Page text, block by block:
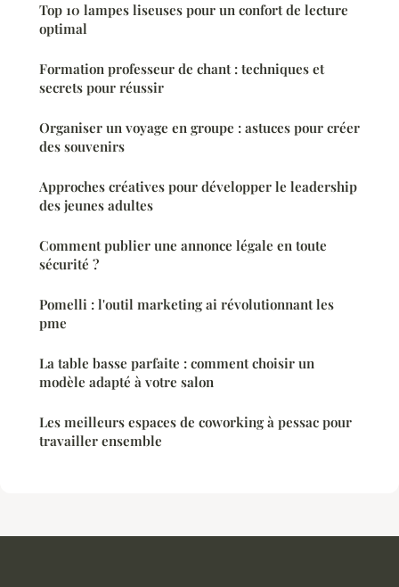
Top 10 lampes liseuses pour un confort de lecture
optimal
Formation professeur de chant : techniques et
secrets pour réussir
Organiser un voyage en groupe : astuces pour créer
des souvenirs
Approches créatives pour développer le leadership
des jeunes adultes
Comment publier une annonce légale en toute
sécurité ?
Pomelli : l'outil marketing ai révolutionnant les
pme
La table basse parfaite : comment choisir un
modèle adapté à votre salon
Les meilleurs espaces de coworking à pessac pour
travailler ensemble